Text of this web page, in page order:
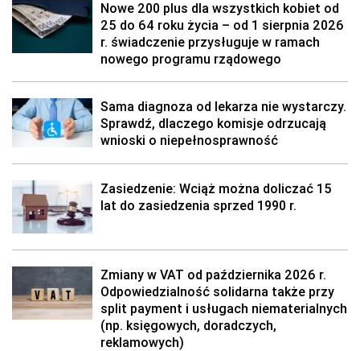
Nowe 200 plus dla wszystkich kobiet od
25 do 64 roku życia – od 1 sierpnia 2026
r. świadczenie przysługuje w ramach
nowego programu rządowego
Sama diagnoza od lekarza nie wystarczy.
Sprawdź, dlaczego komisje odrzucają
wnioski o niepełnosprawność
Zasiedzenie: Wciąż można doliczać 15
lat do zasiedzenia sprzed 1990 r.
Zmiany w VAT od października 2026 r.
Odpowiedzialność solidarna także przy
split payment i usługach niematerialnych
(np. księgowych, doradczych,
reklamowych)